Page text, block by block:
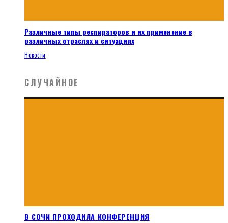
Различные типы респираторов и их применение в
различных отраслях и ситуациях
Новости
СЛУЧАЙНОЕ
В СОЧИ ПРОХОДИЛА КОНФЕРЕНЦИЯ